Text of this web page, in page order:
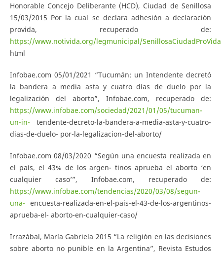
Honorable Concejo Deliberante (HCD), Ciudad de Senillosa
15/03/2015 Por la cual se declara adhesión a declaración
provida, recuperado de:
https://www.notivida.org/legmunicipal/SenillosaCiudadProVida
html
Infobae.com 05/01/2021 “Tucumán: un Intendente decretó
la bandera a media asta y cuatro días de duelo por la
legalización del aborto”, Infobae.com, recuperado de:
https://www.infobae.com/sociedad/2021/01/05/tucuman-
un-in- tendente-decreto-la-bandera-a-media-asta-y-cuatro-
dias-de-duelo- por-la-legalizacion-del-aborto/
Infobae.com 08/03/2020 “Según una encuesta realizada en
el país, el 43% de los argen- tinos aprueba el aborto ‘en
cualquier caso’”, Infobae.com, recuperado de:
https://www.infobae.com/tendencias/2020/03/08/segun-
una- encuesta-realizada-en-el-pais-el-43-de-los-argentinos-
aprueba-el- aborto-en-cualquier-caso/
Irrazábal, María Gabriela 2015 “La religión en las decisiones
sobre aborto no punible en la Argentina”, Revista Estudos